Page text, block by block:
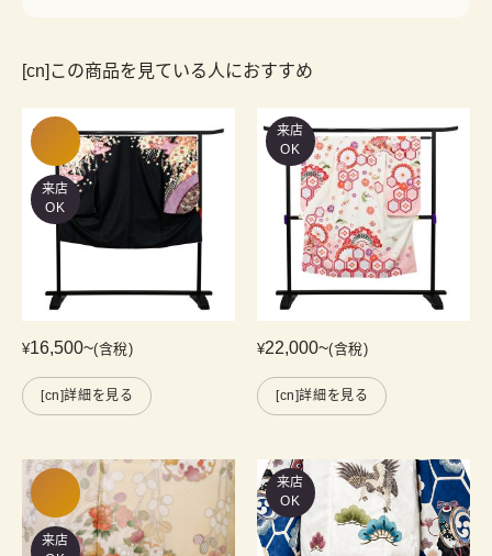
[cn]この商品を見ている人におすすめ
来店
OK
¥16,500~(含稅)
[cn]詳細を見る
来店
OK
¥22,000~(含稅)
[cn]詳細を見る
来店
来店
OK